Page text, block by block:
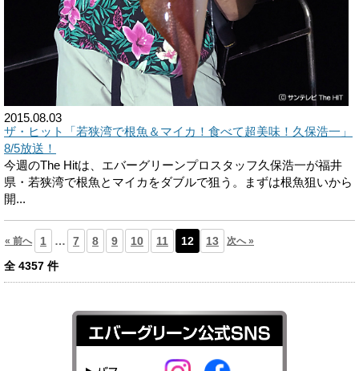
2015.08.03
ザ・ヒット「若狭湾で根魚＆マイカ！食べて超美味！久保浩一」
8/5放送！
今週のThe Hitは、エバーグリーンプロスタッフ久保浩一が福井
県・若狭湾で根魚とマイカをダブルで狙う。まずは根魚狙いから
開...
« 前へ 1 … 7 8 9 10 11 12 13 次へ »
全 4357 件